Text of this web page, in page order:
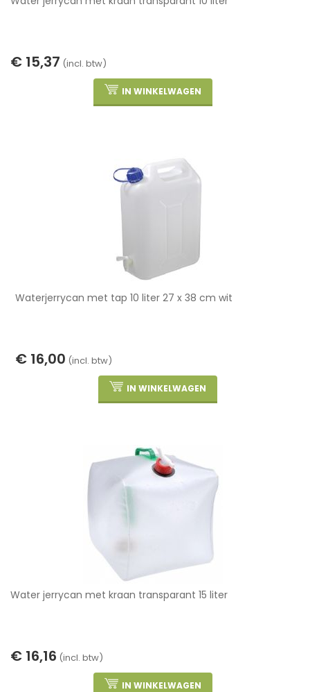
€ 15,37 (incl. btw)
IN WINKELWAGEN
Waterjerrycan met tap 10 liter 27 x 38 cm wit
€ 16,00 (incl. btw)
IN WINKELWAGEN
Water jerrycan met kraan transparant 15 liter
€ 16,16 (incl. btw)
IN WINKELWAGEN